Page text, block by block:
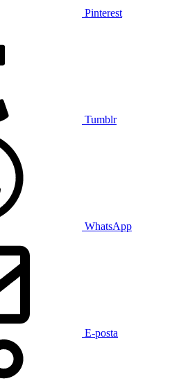
Pinterest
Tumblr
WhatsApp
E-posta